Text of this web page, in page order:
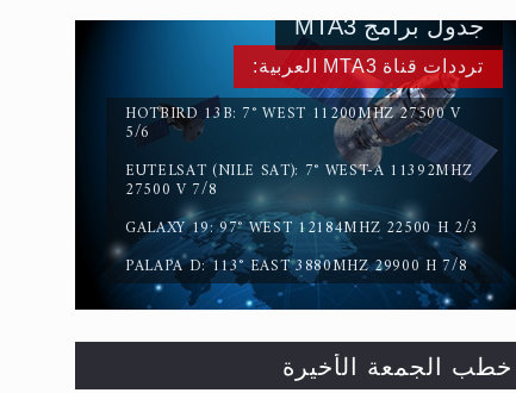
القرآن قاضٍ وحكمٌ على السنة
ومهيمنٌ عليها.. ليس العكس
ترددات قناة MTA3 العربية:
HOTBIRD 13B: 7° WEST 11200MHZ 27500 V
5/6
EUTELSAT (NILE SAT): 7° WEST-A 11392MHZ
27500 V 7/8
GALAXY 19: 97° WEST 12184MHZ 22500 H 2/3
PALAPA D: 113° EAST 3880MHZ 29900 H 7/8
جدول برامج MTA3
خطب الجمعة الأخيرة